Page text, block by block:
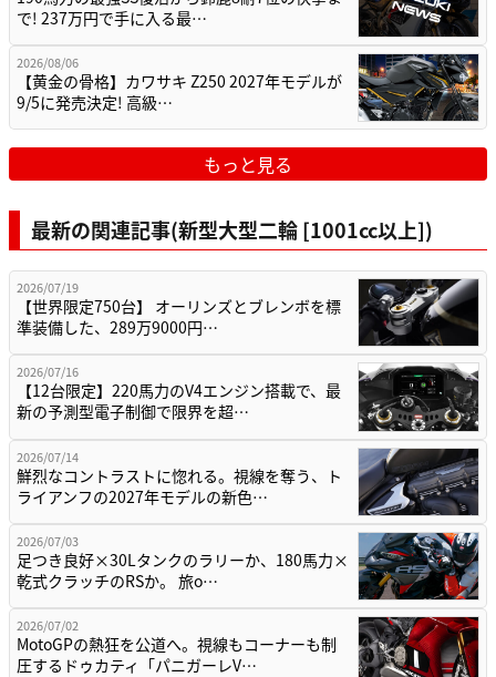
で! 237万円で手に入る最…
2026/08/06
【黄金の骨格】カワサキ Z250 2027年モデルが
9/5に発売決定! 高級…
もっと見る
最新の関連記事(新型大型二輪 [1001cc以上])
2026/07/19
【世界限定750台】 オーリンズとブレンボを標
準装備した、289万9000円…
2026/07/16
【12台限定】220馬力のV4エンジン搭載で、最
新の予測型電子制御で限界を超…
2026/07/14
鮮烈なコントラストに惚れる。視線を奪う、ト
ライアンフの2027年モデルの新色…
2026/07/03
足つき良好×30Lタンクのラリーか、180馬力×
乾式クラッチのRSか。 旅o…
2026/07/02
MotoGPの熱狂を公道へ。視線もコーナーも制
圧するドゥカティ「パニガーレV…